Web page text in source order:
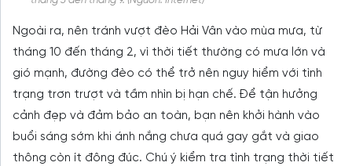
Ngoài ra, nên tránh vượt đèo Hải Vân vào mùa mưa, từ
tháng 10 đến tháng 2, vì thời tiết thường có mưa lớn và
gió mạnh, đường đèo có thể trở nên nguy hiểm với tình
trạng trơn trượt và tầm nhìn bị hạn chế. Để tận hưởng
cảnh đẹp và đảm bảo an toàn, bạn nên khởi hành vào
buổi sáng sớm khi ánh nắng chưa quá gay gắt và giao
thông còn ít đông đúc. Chú ý kiểm tra tình trạng thời tiết